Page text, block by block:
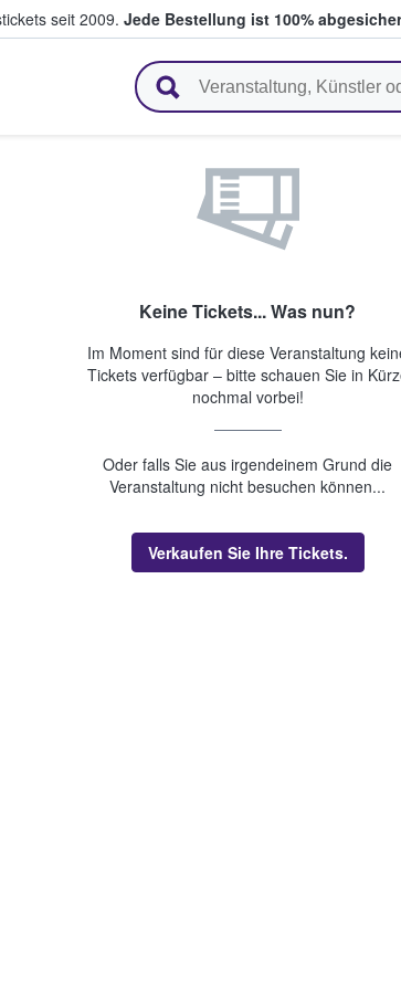
seit 2009. Jede Bestellung ist 100%
& verkaufen
Keine Tickets... Was nun?
Im Moment sind für diese Veranstaltung
Tickets verfügbar – bitte schauen Sie in
nochmal vorbei!
Oder falls Sie aus irgendeinem Grund die
Veranstaltung nicht besuchen können...
Verkaufen Sie Ihre Tickets.